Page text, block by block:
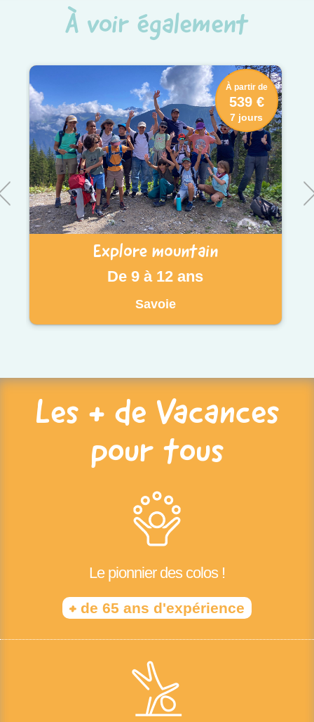
À voir également
Explore mountain
De 9 à 12 ans
Savoie
À partir de
539 €
7 jours
Les + de Vacances
pour tous
Le pionnier des colos !
+ de 65 ans d'expérience